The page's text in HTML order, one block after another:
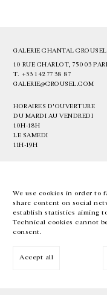
We use cookies in order
share content on social
establish statistics aiming
Technical cookies cannot
consent.
Accept all
GALERIE CHANTAL CROUSEL
10 RUE CHARLOT, 75003
T. +33 1 42 77 38 87
GALERIE@CROUSEL.COM
HORAIRES D'OUVERTURE
DU MARDI AU VENDREDI
10H-18H
LE SAMEDI
11H-19H
EN FR 中文 Facebook
Inscrivez-vous à notre